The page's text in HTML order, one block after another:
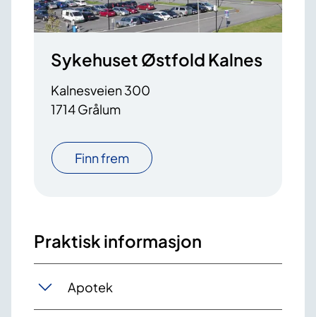
Sykehuset Østfold Kalnes
Kalnesveien 300
1714 Grålum
Finn frem
Praktisk informasjon
Apotek